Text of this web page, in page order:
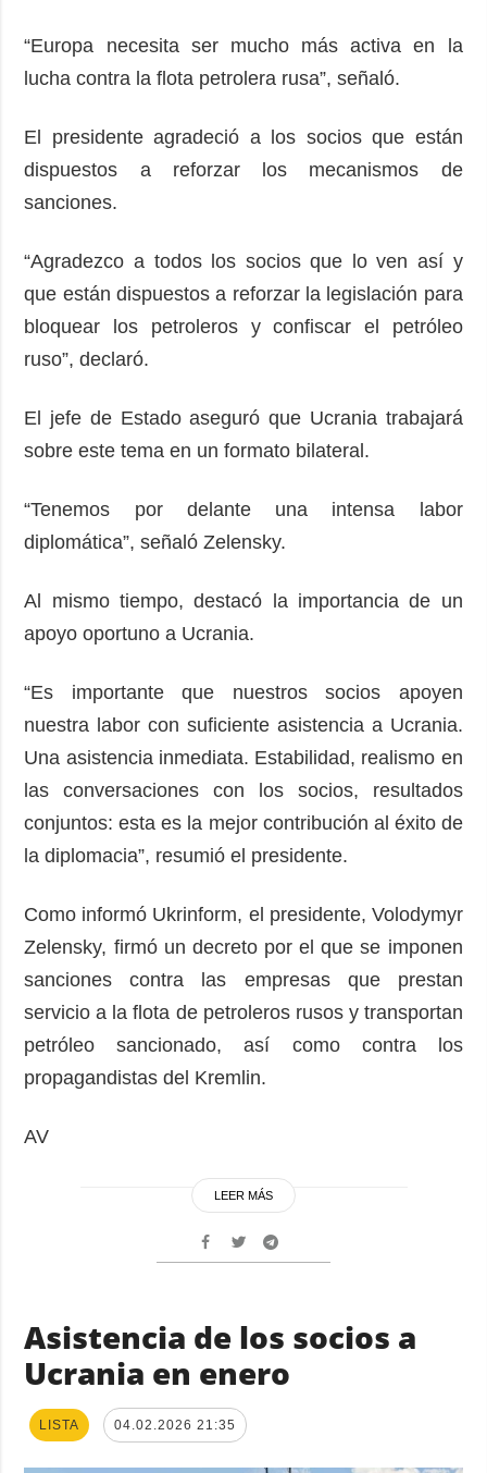
“Europa necesita ser mucho más activa en la
lucha contra la flota petrolera rusa”, señaló.
El presidente agradeció a los socios que están
dispuestos a reforzar los mecanismos de
sanciones.
“Agradezco a todos los socios que lo ven así y
que están dispuestos a reforzar la legislación para
bloquear los petroleros y confiscar el petróleo
ruso”, declaró.
El jefe de Estado aseguró que Ucrania trabajará
sobre este tema en un formato bilateral.
“Tenemos por delante una intensa labor
diplomática”, señaló Zelensky.
Al mismo tiempo, destacó la importancia de un
apoyo oportuno a Ucrania.
“Es importante que nuestros socios apoyen
nuestra labor con suficiente asistencia a Ucrania.
Una asistencia inmediata. Estabilidad, realismo en
las conversaciones con los socios, resultados
conjuntos: esta es la mejor contribución al éxito de
la diplomacia”, resumió el presidente.
Como informó Ukrinform, el presidente, Volodymyr
Zelensky, firmó un decreto por el que se imponen
sanciones contra las empresas que prestan
servicio a la flota de petroleros rusos y transportan
petróleo sancionado, así como contra los
propagandistas del Kremlin.
AV
LEER MÁS
Asistencia de los socios a
Ucrania en enero
LISTA 04.02.2026 21:35